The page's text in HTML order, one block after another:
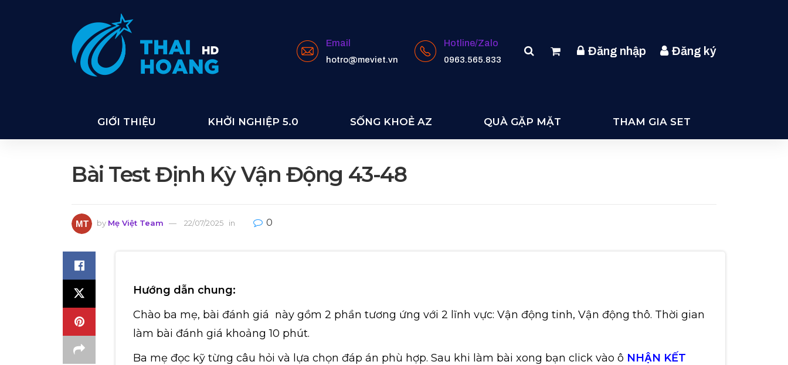
Email
hotro@meviet.vn
Hotline/Zalo
0963.565.833
Đăng nhập Đăng ký
GIỚI THIỆU KHỞI NGHIỆP 5.0 SỐNG KHOẺ AZ QUÀ GẶP MẶT THAM GIA SET
Bài Test Định Kỳ Vận Động 43-48
by Mẹ Việt Team 22/07/2025 in 0
Hướng dẫn chung:
Chào ba mẹ, bài đánh giá này gồm 2 phần tương ứng với 2 lĩnh vực: Vận động tinh, Vận động thô. Thời gian
làm bài đánh giá khoảng 10 phút.
Ba mẹ đọc kỹ từng câu hỏi và lựa chọn đáp án phù hợp. Sau khi làm bài xong bạn click vào ô NHẬN KẾT